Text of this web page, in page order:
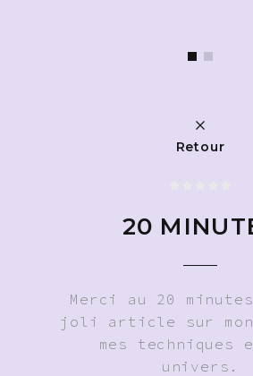
Retour
20
Merci au 20
joli article sur
mes techniques
univers.